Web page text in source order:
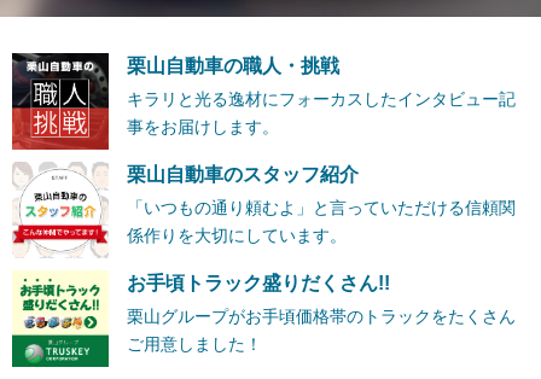
栗山自動車の職人・挑戦
キラリと光る逸材にフォーカスしたインタビュー記
事をお届けします。
栗山自動車のスタッフ紹介
「いつもの通り頼むよ」と言っていただける信頼関
係作りを大切にしています。
お手頃トラック盛りだくさん!!
栗山グループがお手頃価格帯のトラックをたくさん
ご用意しました！